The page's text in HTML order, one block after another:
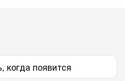
когда появится